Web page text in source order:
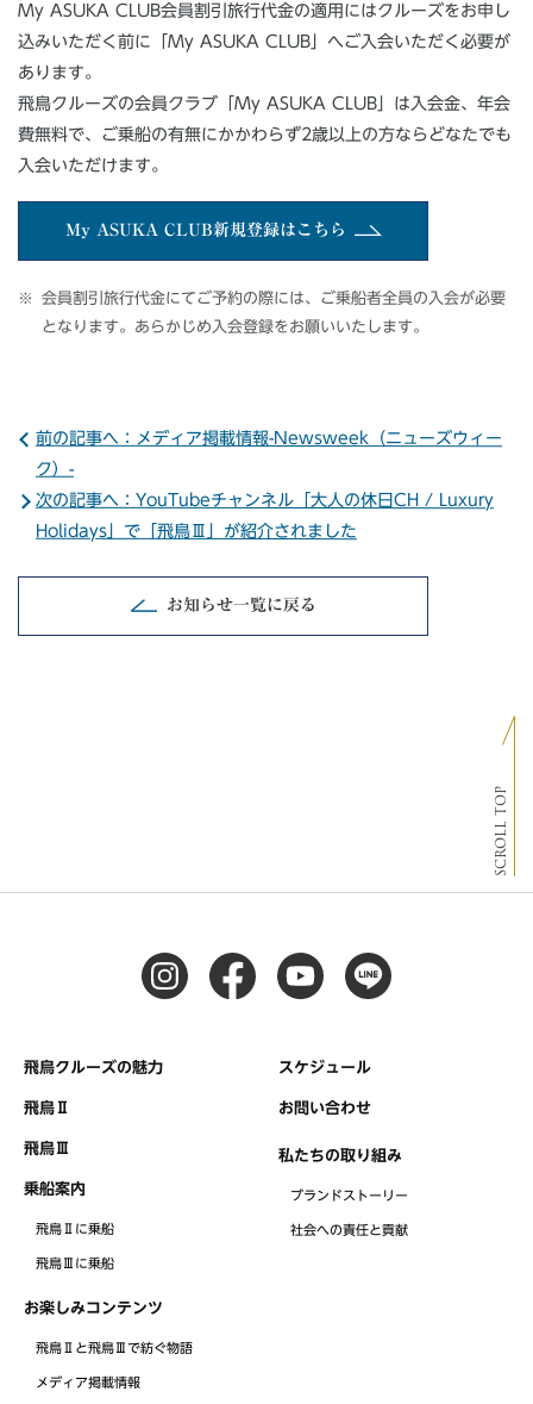
My ASUKA CLUB会員割引旅行代金の適用にはクルーズをお申し
込みいただく前に「My ASUKA CLUB」へご入会いただく必要が
あります。
飛鳥クルーズの会員クラブ「My ASUKA CLUB」は入会金、年会
費無料で、ご乗船の有無にかかわらず2歳以上の方ならどなたでも
入会いただけます。
My ASUKA CLUB新規登録はこちら
会員割引旅行代金にてご予約の際には、ご乗船者全員の入会が必要
となります。あらかじめ入会登録をお願いいたします。
前の記事へ：メディア掲載情報-Newsweek（ニューズウィー
ク）-
次の記事へ：YouTubeチャンネル「大人の休日CH / Luxury
Holidays」で「飛鳥Ⅲ」が紹介されました
お知らせ一覧に戻る
SCROLL TOP
飛鳥クルーズの魅力
飛鳥Ⅱ
飛鳥Ⅲ
乗船案内
飛鳥Ⅱに乗船
飛鳥Ⅲに乗船
お楽しみコンテンツ
飛鳥Ⅱと飛鳥Ⅲで紡ぐ物語
メディア掲載情報
スケジュール
お問い合わせ
私たちの取り組み
ブランドストーリー
社会への責任と貢献